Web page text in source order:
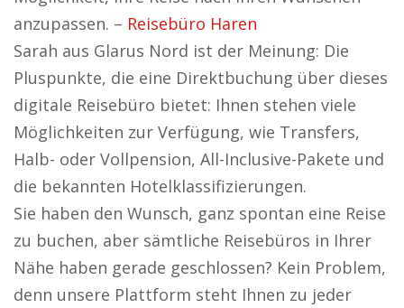
anzupassen. – Reisebüro Haren
Sarah aus Glarus Nord ist der Meinung: Die
Pluspunkte, die eine Direktbuchung über dieses
digitale Reisebüro bietet: Ihnen stehen viele
Möglichkeiten zur Verfügung, wie Transfers,
Halb- oder Vollpension, All-Inclusive-Pakete und
die bekannten Hotelklassifizierungen.
Sie haben den Wunsch, ganz spontan eine Reise
zu buchen, aber sämtliche Reisebüros in Ihrer
Nähe haben gerade geschlossen? Kein Problem,
denn unsere Plattform steht Ihnen zu jeder